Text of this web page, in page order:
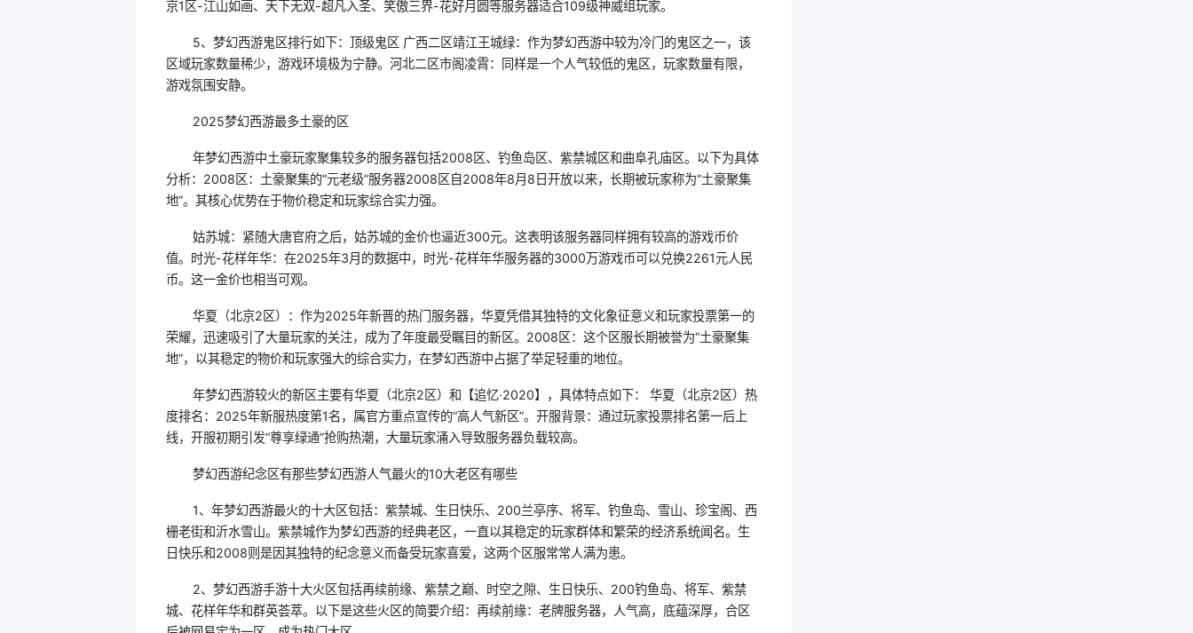
京1区-江山如画、天下无双-超凡入圣、笑傲三界-花好月圆等服务器适合109级神威组玩家。
5、梦幻西游鬼区排行如下：顶级鬼区 广西二区靖江王城绿：作为梦幻西游中较为冷门的鬼区之一，该
区域玩家数量稀少，游戏环境极为宁静。河北二区市阁凌霄：同样是一个人气较低的鬼区，玩家数量有限，
游戏氛围安静。
2025梦幻西游最多土豪的区
年梦幻西游中土豪玩家聚集较多的服务器包括2008区、钓鱼岛区、紫禁城区和曲阜孔庙区。以下为具体
分析：2008区：土豪聚集的“元老级”服务器2008区自2008年8月8日开放以来，长期被玩家称为“土豪聚集
地”。其核心优势在于物价稳定和玩家综合实力强。
姑苏城：紧随大唐官府之后，姑苏城的金价也逼近300元。这表明该服务器同样拥有较高的游戏币价
值。时光-花样年华：在2025年3月的数据中，时光-花样年华服务器的3000万游戏币可以兑换2261元人民
币。这一金价也相当可观。
华夏（北京2区）：作为2025年新晋的热门服务器，华夏凭借其独特的文化象征意义和玩家投票第一的
荣耀，迅速吸引了大量玩家的关注，成为了年度最受瞩目的新区。2008区：这个区服长期被誉为“土豪聚集
地”，以其稳定的物价和玩家强大的综合实力，在梦幻西游中占据了举足轻重的地位。
年梦幻西游较火的新区主要有华夏（北京2区）和【追忆·2020】，具体特点如下： 华夏（北京2区）热
度排名：2025年新服热度第1名，属官方重点宣传的“高人气新区”。开服背景：通过玩家投票排名第一后上
线，开服初期引发“尊享绿通”抢购热潮，大量玩家涌入导致服务器负载较高。
梦幻西游纪念区有那些梦幻西游人气最火的10大老区有哪些
1、年梦幻西游最火的十大区包括：紫禁城、生日快乐、200兰亭序、将军、钓鱼岛、雪山、珍宝阁、西
栅老街和沂水雪山。紫禁城作为梦幻西游的经典老区，一直以其稳定的玩家群体和繁荣的经济系统闻名。生
日快乐和2008则是因其独特的纪念意义而备受玩家喜爱，这两个区服常常人满为患。
2、梦幻西游手游十大火区包括再续前缘、紫禁之巅、时空之隙、生日快乐、200钓鱼岛、将军、紫禁
城、花样年华和群英荟萃。以下是这些火区的简要介绍：再续前缘：老牌服务器，人气高，底蕴深厚，合区